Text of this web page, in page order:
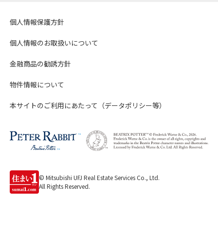
個人情報保護方針
個人情報のお取扱いについて
金融商品の勧誘方針
物件情報について
本サイトのご利用にあたって（データポリシー等）
© Mitsubishi UFJ Real Estate Services Co., Ltd.
All Rights Reserved.